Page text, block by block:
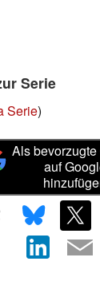
Serie
Serie)
Als
auf